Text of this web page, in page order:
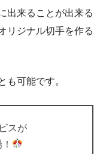
出来ることが出来る
リジナル切手を作る
も可能です。
スが